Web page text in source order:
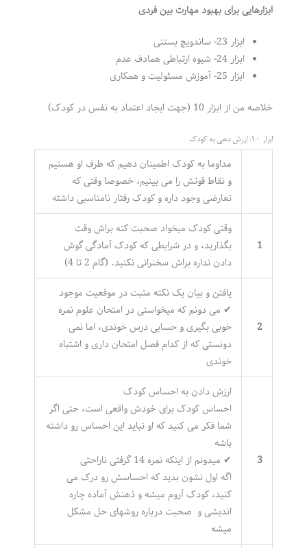
ابزارهایی برای بهبود مهارت بین فردی
ابزار 23- ساندویچ بستنی
ابزار 24- شیوه ارتباطی همادف عدم
ابزار 25- آموزش مسئولیت و همکاری
خلاصه من از ابزار 10 (جهت ایجاد اعتماد به نفس در کودک)
ابزار 10: ارزش دهی به کودک
مداوما به کودک اطمینان دهیم که طرف او هستیم
و نقاط قوتش را می بینیم، خصوصا وقتی که
تعارضی وجود داره و کودک رفتار نامناسبی داشته
1
وقتی کودک میخواد صحبت کنه براش وقت
بگذارید، و در شرایطی که کودک آمادگی گوش
دادن نداره براش سخنرانی نکنید. (گام 2 تا 4)
2
یافتن و بیان یک نکته مثبت در موقعیت موجود
✔ می دونم که میخواستی در امتحان علوم نمره
خوبی بگیری و حسابی درس خوندی، اما نمی
دونستی که از کدام فصل امتحان داری و اشتباه
خوندی
3
ارزش دادن به احساس کودک
احساس کودک برای خودش واقعی است، حتی اگر
شما فکر می کنید که او نباید این احساس رو داشته
باشه
✔ میدونم از اینکه نمره 14 گرفتی ناراحتی
اگه اول نشون بدید که احساسش رو درک می
کنید، کودک آروم میشه و ذهنش آماده چاره
اندیشی و صحبت درباره روشهای حل مشکل
میشه